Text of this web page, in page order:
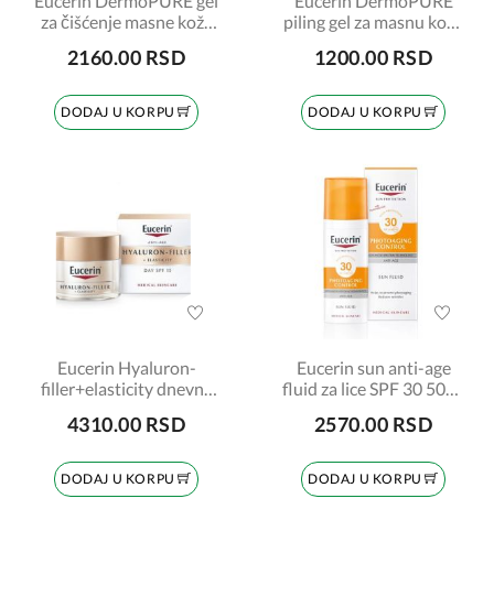
za čišćenje masne kože
2160.00 RSD
DODAJ U KORPU
piling gel za masnu kožu
1200.00 RSD
DODAJ U KORPU
Eucerin Hyaluron-
filler+elasticity dnevna
69675
4310.00 RSD
DODAJ U KORPU
Eucerin sun anti-age
fluid za lice SPF 30 50ml
2570.00 RSD
DODAJ U KORPU